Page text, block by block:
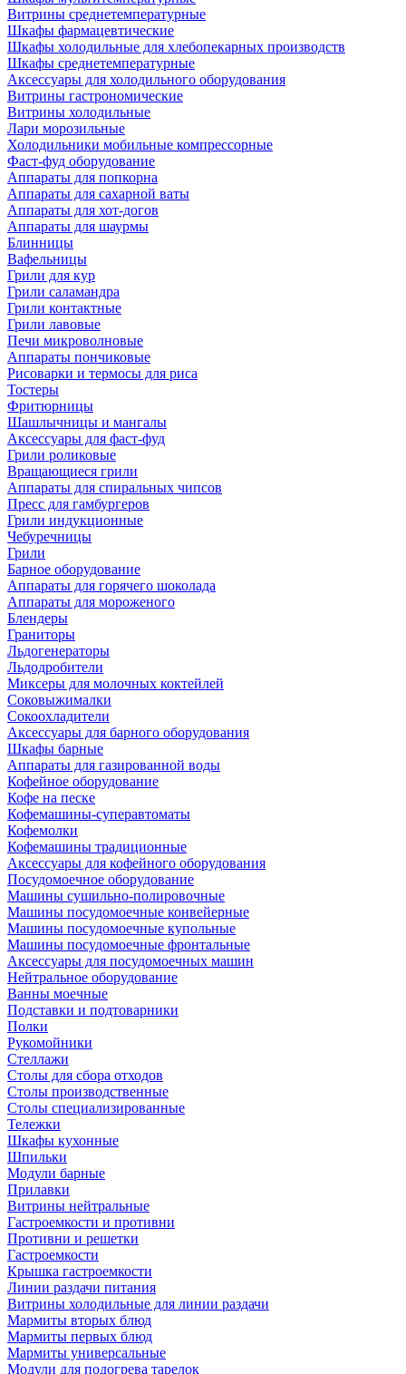
Витрины среднетемпературные
Шкафы фармацевтические
Шкафы холодильные для хлебопекарных производств
Шкафы среднетемпературные
Аксессуары для холодильного оборудования
Витрины гастрономические
Витрины холодильные
Лари морозильные
Холодильники мобильные компрессорные
Фаст-фуд оборудование
Аппараты для попкорна
Аппараты для сахарной ваты
Аппараты для хот-догов
Аппараты для шаурмы
Блинницы
Вафельницы
Грили для кур
Грили саламандра
Грили контактные
Грили лавовые
Печи микроволновые
Аппараты пончиковые
Рисоварки и термосы для риса
Тостеры
Фритюрницы
Шашлычницы и мангалы
Аксессуары для фаст-фуд
Грили роликовые
Вращающиеся грили
Аппараты для спиральных чипсов
Пресс для гамбургеров
Грили индукционные
Чебуречницы
Грили
Барное оборудование
Аппараты для горячего шоколада
Аппараты для мороженого
Блендеры
Граниторы
Льдогенераторы
Льдодробители
Миксеры для молочных коктейлей
Соковыжималки
Сокоохладители
Аксессуары для барного оборудования
Шкафы барные
Аппараты для газированной воды
Кофейное оборудование
Кофе на песке
Кофемашины-суперавтоматы
Кофемолки
Кофемашины традиционные
Аксессуары для кофейного оборудования
Посудомоечное оборудование
Машины сушильно-полировочные
Машины посудомоечные конвейерные
Машины посудомоечные купольные
Машины посудомоечные фронтальные
Аксессуары для посудомоечных машин
Нейтральное оборудование
Ванны моечные
Подставки и подтоварники
Полки
Рукомойники
Стеллажи
Столы для сбора отходов
Столы производственные
Столы специализированные
Тележки
Шкафы кухонные
Шпильки
Модули барные
Прилавки
Витрины нейтральные
Гастроемкости и противни
Противни и решетки
Гастроемкости
Крышка гастроемкости
Линии раздачи питания
Витрины холодильные для линии раздачи
Мармиты вторых блюд
Мармиты первых блюд
Мармиты универсальные
Модули для подогрева тарелок